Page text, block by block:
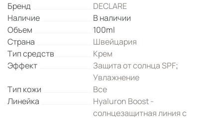
Бренд
DECLARE
Наличие
В наличии
Объем
100ml
Страна
Швейцария
Тип средств
Крем
Эффект
Защита от солнца SPF;
Увлажнение
Тип кожи
Все
Линейка
Hyaluron Boost -
солнцезащитная линия с